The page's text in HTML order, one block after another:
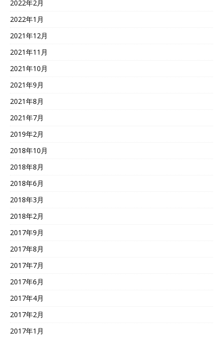
2022年2月
2022年1月
2021年12月
2021年11月
2021年10月
2021年9月
2021年8月
2021年7月
2019年2月
2018年10月
2018年8月
2018年6月
2018年3月
2018年2月
2017年9月
2017年8月
2017年7月
2017年6月
2017年4月
2017年2月
2017年1月